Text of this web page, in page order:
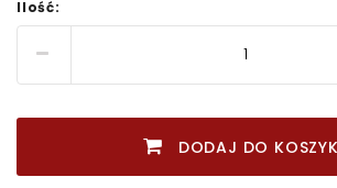
Ilość:
DODAJ DO